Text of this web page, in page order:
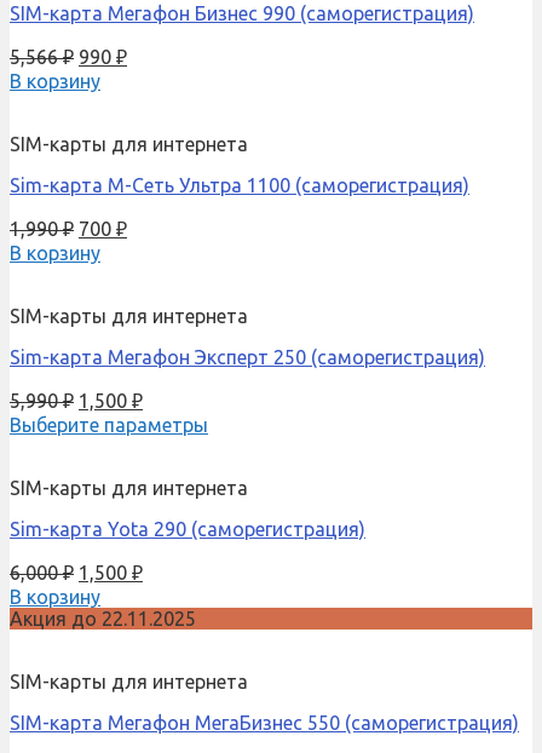
SIM-карта Мегафон Бизнес 990 (саморегистрация)
5,566₽ 990 ₽
В корзину
SIM-карты для интернета
Sim-карта М-Сеть Ультра 1100 (саморегистрация)
1,990₽ 700 ₽
В корзину
SIM-карты для интернета
Sim-карта Мегафон Эксперт 250 (саморегистрация)
5,990₽ 1,500 ₽
Выберите параметры
SIM-карты для интернета
Sim-карта Yota 290 (саморегистрация)
6,000₽ 1,500 ₽
В корзину
Акция до 22.11.2025
SIM-карты для интернета
SIM-карта Мегафон МегаБизнес 550 (саморегистрация)